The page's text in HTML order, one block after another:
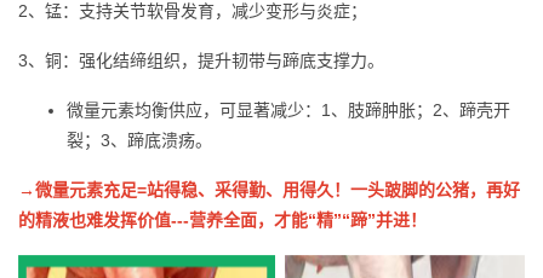
2、锰：支持关节软骨发育，减少变形与炎症；
3、铜：强化结缔组织，提升韧带与蹄底支撑力。
微量元素均衡供应，可显著减少：1、肢蹄肿胀；2、蹄壳开
裂；3、蹄底溃疡。
→微量元素充足=站得稳、采得勤、用得久！一头跛脚的公猪，再好
的精液也难发挥价值---营养全面，才能“精”“蹄”并进！